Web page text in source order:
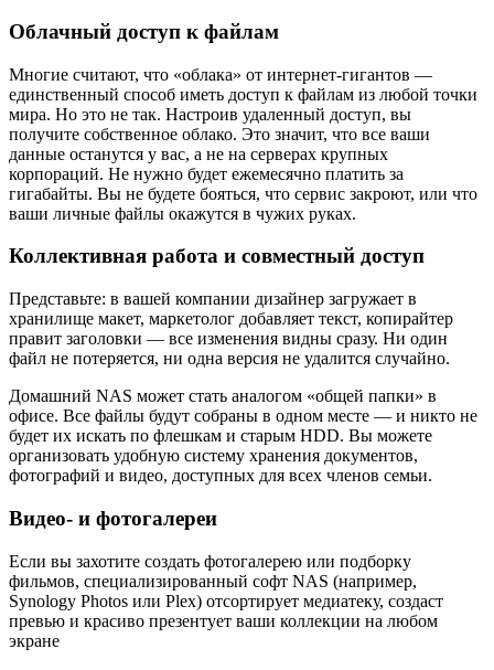
Облачный доступ к файлам
Многие считают, что «облака» от интернет-гигантов —
единственный способ иметь доступ к файлам из любой точки
мира. Но это не так. Настроив удаленный доступ, вы
получите собственное облако. Это значит, что все ваши
данные останутся у вас, а не на серверах крупных
корпораций. Не нужно будет ежемесячно платить за
гигабайты. Вы не будете бояться, что сервис закроют, или что
ваши личные файлы окажутся в чужих руках.
Коллективная работа и совместный доступ
Представьте: в вашей компании дизайнер загружает в
хранилище макет, маркетолог добавляет текст, копирайтер
правит заголовки — все изменения видны сразу. Ни один
файл не потеряется, ни одна версия не удалится случайно.
Домашний NAS может стать аналогом «общей папки» в
офисе. Все файлы будут собраны в одном месте — и никто не
будет их искать по флешкам и старым HDD. Вы можете
организовать удобную систему хранения документов,
фотографий и видео, доступных для всех членов семьи.
Видео- и фотогалереи
Если вы захотите создать фотогалерею или подборку
фильмов, специализированный софт NAS (например,
Synology Photos или Plex) отсортирует медиатеку, создаст
превью и красиво презентует ваши коллекции на любом
экране